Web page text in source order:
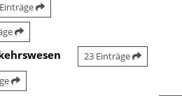
23 Einträge